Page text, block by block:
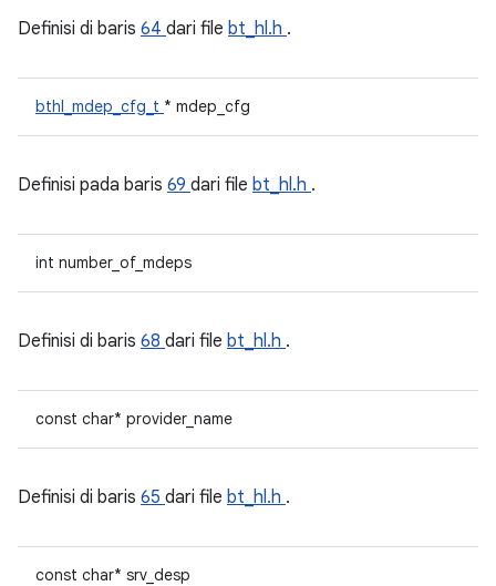
Definisi di baris 64 dari file bt_hl.h .
bthl_mdep_cfg_t * mdep_cfg
Definisi pada baris 69 dari file bt_hl.h .
int number_of_mdeps
Definisi di baris 68 dari file bt_hl.h .
const char* provider_name
Definisi di baris 65 dari file bt_hl.h .
const char* srv_desp